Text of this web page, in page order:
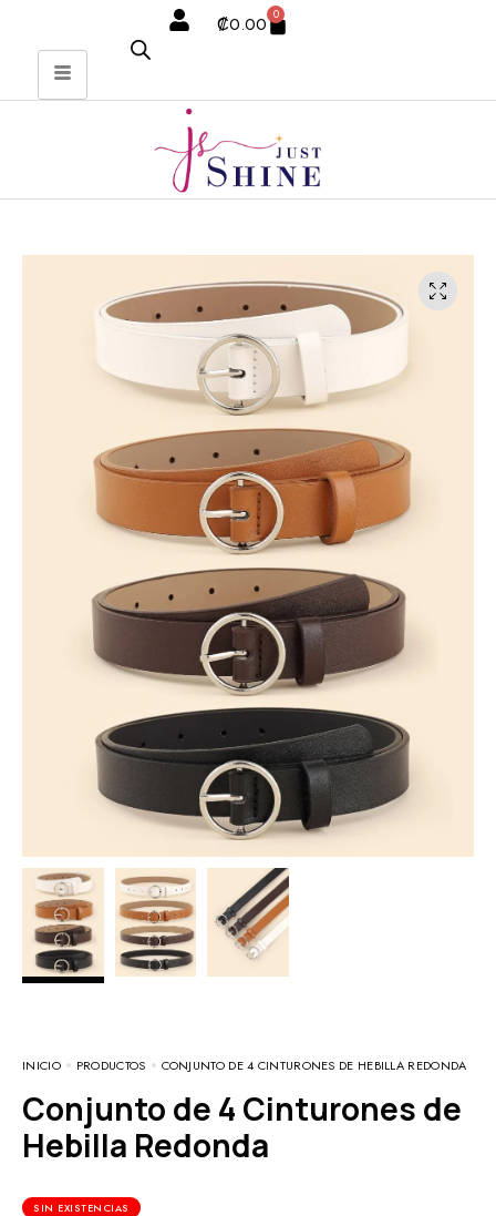
₡0.00 0
INICIO PRODUCTOS CONJUNTO DE 4 CINTURONES DE HEBILLA REDONDA
Conjunto de 4 Cinturones de
Hebilla Redonda
SIN EXISTENCIAS